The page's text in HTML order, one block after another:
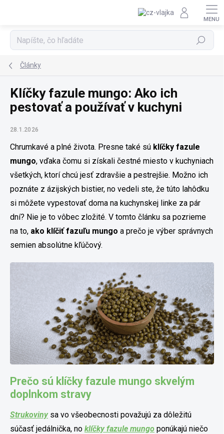
Hľadať
Články
Klíčky fazule mungo: Ako ich
pestovať a používať v kuchyni
28.1.2026
Chrumkavé a plné života. Presne také sú klíčky fazule
mungo, vďaka čomu si získali čestné miesto v kuchyniach
všetkých, ktorí chcú jesť zdravšie a pestrejšie. Možno ich
poznáte z ázijských bistier, no vedeli ste, že túto lahôdku
si môžete vypestovať doma na kuchynskej linke za pár
dní? Nie je to vôbec zložité. V tomto článku sa pozrieme
na to, ako klíčiť fazuľu mungo a prečo je výber správnych
semien absolútne kľúčový.
Prečo sú klíčky fazule mungo skvelým
doplnkom stravy
Strukovinysa vo všeobecnosti považujú za dôležitú
súčasť jedálnička, no klíčky fazule mungo ponúkajú niečo